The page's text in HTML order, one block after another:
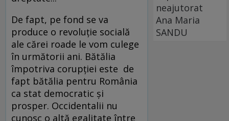
De fapt, pe fond se va
produce o revoluţie socială
ale cărei roade le vom culege
în următorii ani. Bătălia
împotriva corupţiei este de
fapt bătălia pentru România
ca stat democratic şi
prosper. Occidentalii nu
cunosc o altă egalitate între
neajutorat
Ana Maria
SANDU